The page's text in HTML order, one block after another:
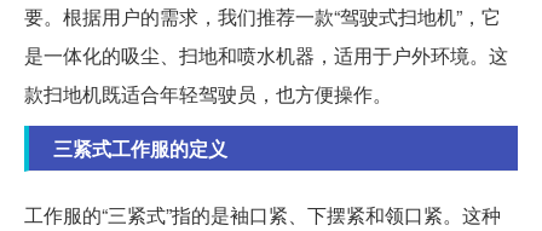
要。根据用户的需求，我们推荐一款“驾驶式扫地机”，它
是一体化的吸尘、扫地和喷水机器，适用于户外环境。这
款扫地机既适合年轻驾驶员，也方便操作。
三紧式工作服的定义
工作服的“三紧式”指的是袖口紧、下摆紧和领口紧。这种